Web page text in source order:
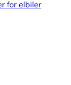
for elbiler